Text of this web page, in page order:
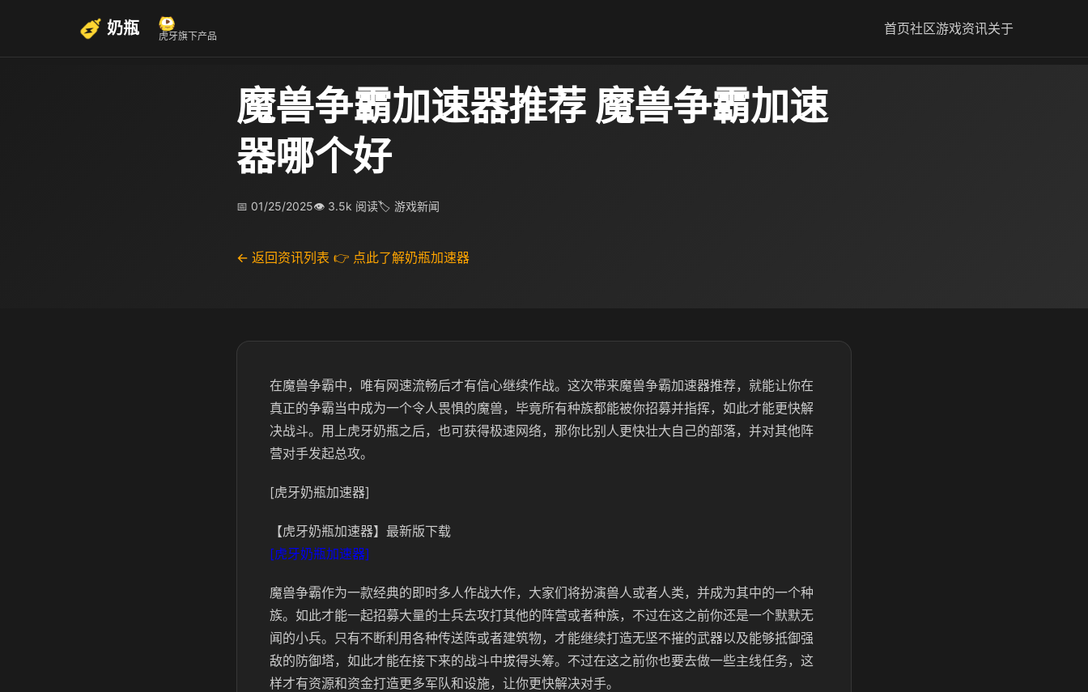
奶瓶 虎牙旗下产品 首页社区游戏资讯关于
魔兽争霸加速器推荐 魔兽争霸加速
器哪个好
📅 01/25/2025👁 3.5k 阅读🏷 游戏新闻
← 返回资讯列表 👉 点此了解奶瓶加速器
在魔兽争霸中，唯有网速流畅后才有信心继续作战。这次带来魔兽争霸加速器推荐，就能让你在
真正的争霸当中成为一个令人畏惧的魔兽，毕竟所有种族都能被你招募并指挥，如此才能更快解
决战斗。用上虎牙奶瓶之后，也可获得极速网络，那你比别人更快壮大自己的部落，并对其他阵
营对手发起总攻。
[虎牙奶瓶加速器]
【虎牙奶瓶加速器】最新版下载
[虎牙奶瓶加速器]
魔兽争霸作为一款经典的即时多人作战大作，大家们将扮演兽人或者人类，并成为其中的一个种
族。如此才能一起招募大量的士兵去攻打其他的阵营或者种族，不过在这之前你还是一个默默无
闻的小兵。只有不断利用各种传送阵或者建筑物，才能继续打造无坚不摧的武器以及能够抵御强
敌的防御塔，如此才能在接下来的战斗中拔得头筹。不过在这之前你也要去做一些主线任务，这
样才有资源和资金打造更多军队和设施，让你更快解决对手。